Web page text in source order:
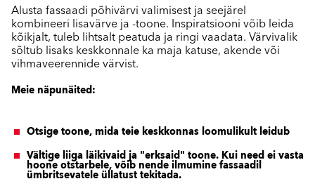
Alusta fassaadi põhivärvi valimisest ja seejärel
kombineeri lisavärve ja -toone. Inspiratsiooni võib leida
kõikjalt, tuleb lihtsalt peatuda ja ringi vaadata. Värvivalik
sõltub lisaks keskkonnale ka maja katuse, akende või
vihmaveerennide värvist.
Meie näpunäited:
Otsige toone, mida teie keskkonnas loomulikult leidub
Vältige liiga läikivaid ja "erksaid" toone. Kui need ei vasta
hoone otstarbele, võib nende ilmumine fassaadil
ümbritsevatele üllatust tekitada.